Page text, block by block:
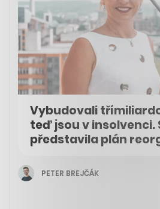
Vybudovali
teď jsou v insolvenci.
představila plán
PETER BREJČÁK